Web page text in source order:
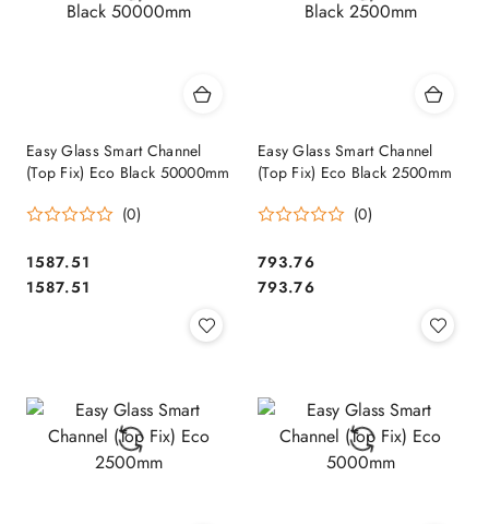
Easy Glass Smart Channel
(Top Fix) Eco Black 50000mm
(0)
Cena:
1587.51
Cena:
1587.51
Easy Glass Smart Channel
(Top Fix) Eco Black 2500mm
(0)
Cena:
793.76
Cena:
793.76